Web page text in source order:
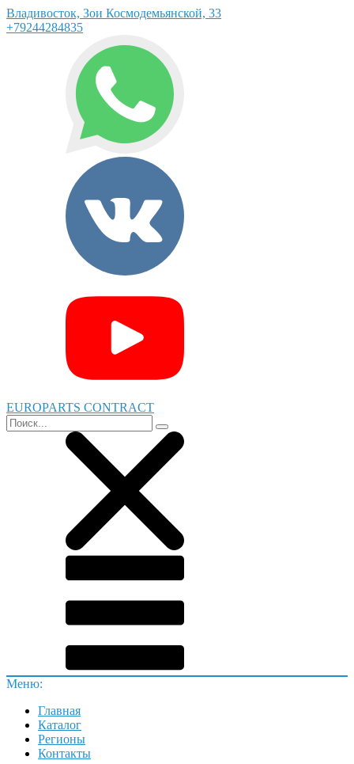
Владивосток, Зои Космодемьянской, 33
+79244284835
EUROPARTS CONTRACT
Меню:
Главная
Каталог
Регионы
Контакты